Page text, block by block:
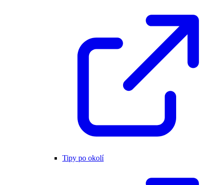
Tipy po okolí